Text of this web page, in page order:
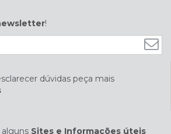
!
dúvidas peça mais
Sites e Informações úteis